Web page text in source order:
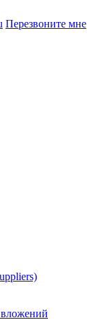
Перезвоните мне
вложений